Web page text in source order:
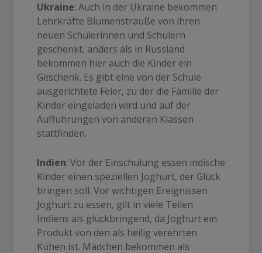
Ukraine: Auch in der Ukraine bekommen
Lehrkräfte Blumensträuße von ihren
neuen Schülerinnen und Schülern
geschenkt, anders als in Russland
bekommen hier auch die Kinder ein
Geschenk. Es gibt eine von der Schule
ausgerichtete Feier, zu der die Familie der
Kinder eingeladen wird und auf der
Aufführungen von anderen Klassen
stattfinden.
Indien: Vor der Einschulung essen indische
Kinder einen speziellen Joghurt, der Glück
bringen soll. Vor wichtigen Ereignissen
Joghurt zu essen, gilt in viele Teilen
Indiens als glückbringend, da Joghurt ein
Produkt von den als heilig verehrten
Kühen ist. Mädchen bekommen als